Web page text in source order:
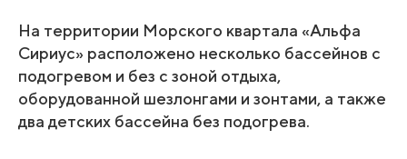
На территории Морского квартала «Альфа
Сириус» расположено несколько бассейнов с
подогревом и без с зоной отдыха,
оборудованной шезлонгами и зонтами, а также
два детских бассейна без подогрева.